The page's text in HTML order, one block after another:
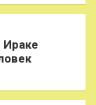
Ираке